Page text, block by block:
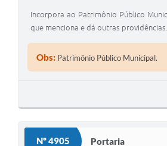
Incorpora ao Patrimônio Público
que menciona e dá outras providências.
Obs: Patrimônio Público Municipal.
Nº 4905 Portaria